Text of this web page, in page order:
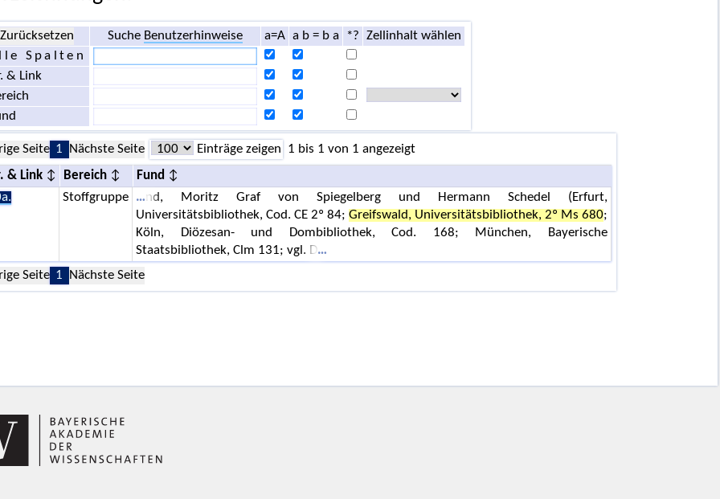
Zurücksetzen Suche Benutzerhinweise a=A a b = b a *?
Zellinhalt wählen
Spalten
& Link
Seite 1 Nächste Seite Einträge zeigen 1 bis 1 von 1 angezeigt
& Link Bereich
Fund
Stoffgruppe
nd, Moritz Graf von Spiegelberg und Hermann Schedel (Erfurt,
Universitätsbibliothek, Cod. CE 2º 84; Greifswald, Universitätsbibliothek, 2º Ms 680;
Köln, Diözesan- und Dombibliothek, Cod. 168; München, Bayerische
Staatsbibliothek, Clm 131; vgl. D
Seite 1 Nächste Seite